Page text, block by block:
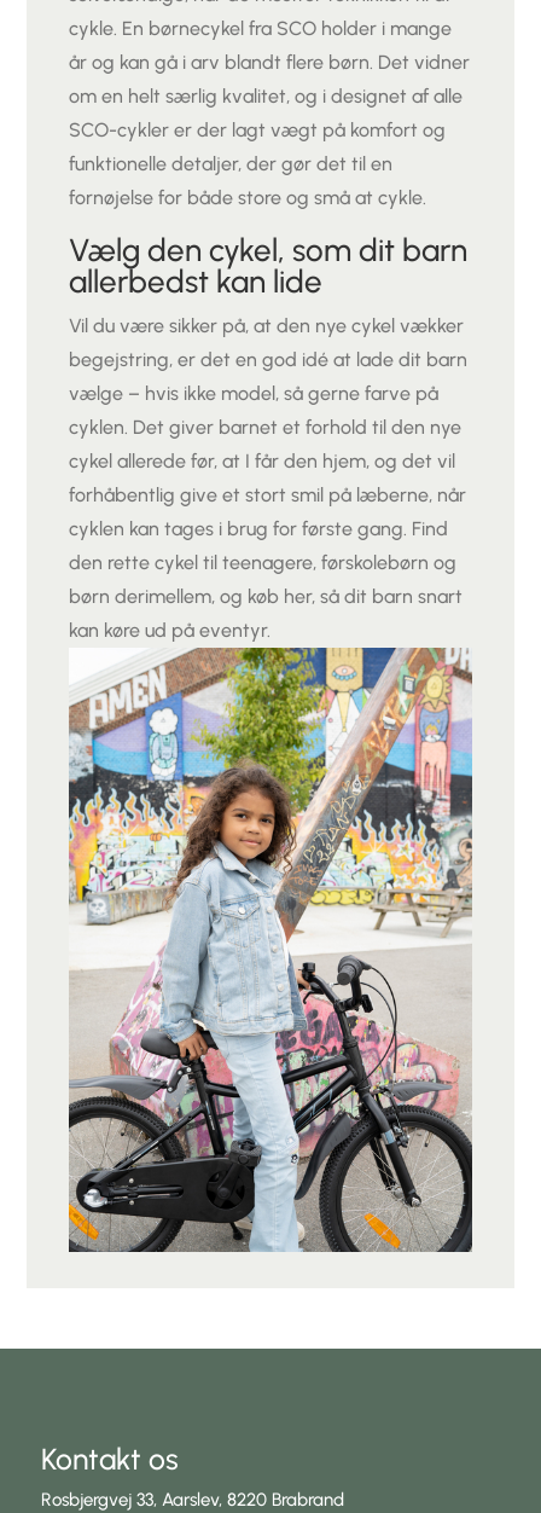
cykle. En børnecykel fra SCO holder i mange
år og kan gå i arv blandt flere børn. Det vidner
om en helt særlig kvalitet, og i designet af alle
SCO-cykler er der lagt vægt på komfort og
funktionelle detaljer, der gør det til en
fornøjelse for både store og små at cykle.
Vælg den cykel, som dit barn
allerbedst kan lide
Vil du være sikker på, at den nye cykel vækker
begejstring, er det en god idé at lade dit barn
vælge – hvis ikke model, så gerne farve på
cyklen. Det giver barnet et forhold til den nye
cykel allerede før, at I får den hjem, og det vil
forhåbentlig give et stort smil på læberne, når
cyklen kan tages i brug for første gang. Find
den rette cykel til teenagere, førskolebørn og
børn derimellem, og køb her, så dit barn snart
kan køre ud på eventyr.
Kontakt os
Rosbjergvej 33, Aarslev, 8220 Brabrand